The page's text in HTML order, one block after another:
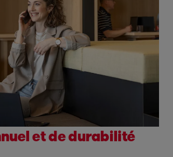
et de durabilité